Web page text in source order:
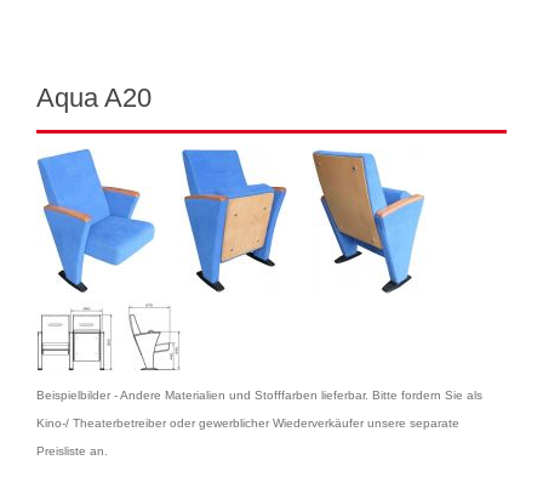
Aqua A20
Beispielbilder - Andere Materialien und Stofffarben lieferbar. Bitte fordern Sie als
Kino-/ Theaterbetreiber oder gewerblicher Wiederverkäufer unsere separate
Preisliste an.